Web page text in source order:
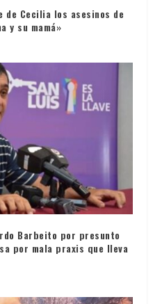
de Cecilia los asesinos de
y su mamá»
Barbeito por presunto
por mala praxis que lleva